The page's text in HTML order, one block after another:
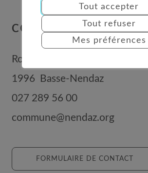
COMMUNE DE NENDAZ
Route de Nendaz 352
1996
Basse-Nendaz
027 289 56 00
commune@nendaz.org
FORMULAIRE DE CONTACT
Tout accepter
Tout refuser
Mes préférences